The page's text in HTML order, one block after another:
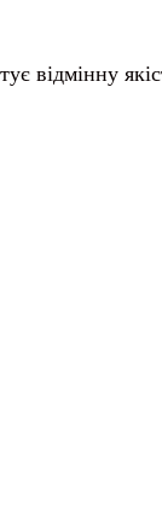
відмінну